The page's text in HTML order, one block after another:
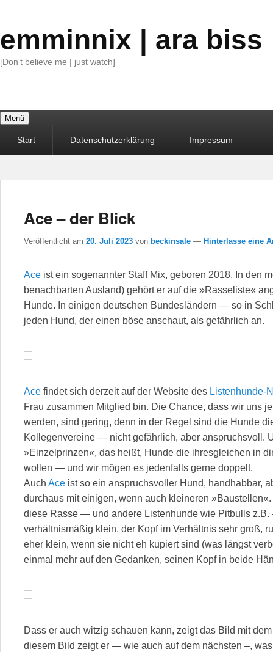
emminnix | ara biss
[Don't believe me | just watch]
Menü
MenüStart Datenschutzerklärung Impressum
Ace – der Blick
Veröffentlicht am 20. Juli 2023 von beckinsale — Hinterlasse eine
Ace ist ein sogenannter Staff Mix, geboren 2018. In den
benachbarten Ausland) gehört er auf die »Rasseliste«
Hunde. In einigen deutschen Bundesländern — so in
jeden Hund, der einen böse anschaut, als gefährlich an.
Ace findet sich derzeit auf der Website des Listenhunde-
Frau zusammen Mitglied bin. Die Chance, dass wir uns
werden, sind gering, denn in der Regel sind die Hunde
Kollegenvereine — nicht gefährlich, aber anspruchsvoll.
»Einzelprinzen«, das heißt, Hunde die ihresgleichen in
wollen — und wir mögen es jedenfalls gerne doppelt.
Auch Ace ist so ein anspruchsvoller Hund, handhabbar,
durchaus mit einigen, wenn auch kleineren
diese Rasse — und andere Listenhunde wie Pitbulls
verhältnismäßig klein, der Kopf im Verhältnis sehr groß,
eher klein, wenn sie nicht eh kupiert sind (was längst
einmal mehr auf den Gedanken, seinen Kopf in beide
Dass er auch witzig schauen kann, zeigt das Bild mit
diesem Bild zeigt er — wie auch auf dem nächsten –,